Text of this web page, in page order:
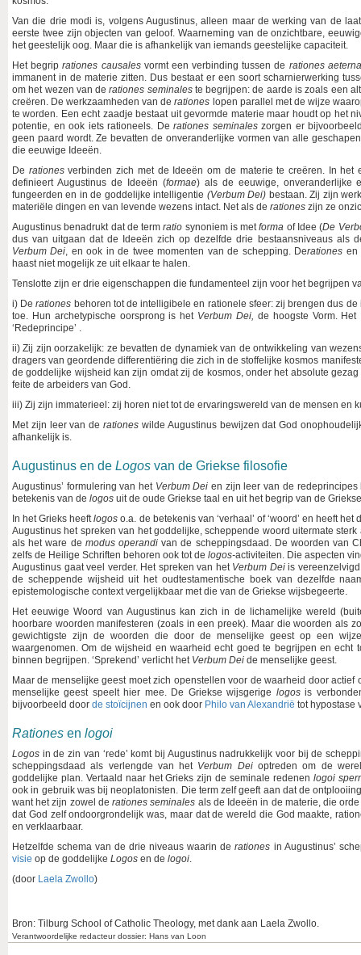
Verantwoordelijke redacteur dossier: Hans van Loon
Van die drie modi is, volgens Augustinus, alleen maar de werking van de
eerste twee zijn objecten van geloof. Waarneming van de onzichtbare,
het geestelijk oog. Maar die is afhankelijk van iemands geestelijke capaciteit.
Het begriprationes causalesvormt een verbinding tussen de rationes
immanent in de materie zitten. Dus bestaat er een soort scharnierwerking
om het wezen van derationes seminaleste begrijpen: de aarde is zoals een
creëren. De werkzaamheden van derationes lopen parallel met de wijze
te worden. Een echt zaadje bestaat uit gevormde materie maar houdt op het
potentie, en ook iets rationeels. Derationes seminaleszorgen er
geen paard wordt. Ze bevatten de onveranderlijke vormen van alle
die eeuwige Ideeën.
De rationesverbinden zich met de Ideeën om de materie te creëren. In het
definieert Augustinus de Ideeën (formae) als de eeuwige, onveranderlijke
fungeerden en in de goddelijke intelligentie (Verbum Dei) bestaan. Zij zijn
materiële dingen en van levende wezens intact. Net als de rationes zijn ze
Augustinus benadrukt dat de termratio synoniem is metforma of Idee (De
dus van uitgaan dat de Ideeën zich op dezelfde drie bestaansniveaus als
Verbum Dei, en ook in de twee momenten van de schepping. Derationes
haast niet mogelijk ze uit elkaar te halen.
Tenslotte zijn er drie eigenschappen die fundamenteel zijn voor het begrijpen
i) Derationes behoren tot de intelligibele en rationele sfeer: zij brengen dus
toe. Hun archetypische oorsprong is het Verbum Dei, de hoogste Vorm. Het
‘Redeprincipe’ .
ii) Zij zijn oorzakelijk: ze bevatten de dynamiek van de ontwikkeling van
dragers van geordende differentiëring die zich in de stoffelijke kosmos
de goddelijke wijsheid kan zijn omdat zij de kosmos, onder het absolute
feite de arbeiders van God.
iii) Zij zijn immaterieel: zij horen niet tot de ervaringswereld van de mensen en
Met zijn leer van derationes wilde Augustinus bewijzen dat God
afhankelijk is.
Augustinus en de Logos van de Griekse filosofie
Augustinus’ formulering van het Verbum Dei en zijn leer van de
betekenis van de logos uit de oude Griekse taal en uit het begrip van de
In het Grieks heeftlogos o.a. de betekenis van ‘verhaal’ of ‘woord’ en heeft het
Augustinus het spreken van het goddelijke, scheppende woord uitermate
als het ware de modus operandi van de scheppingsdaad. De woorden van
zelfs de Heilige Schriften behoren ook tot de logos-activiteiten. Die aspecten
Augustinus gaat veel verder. Het spreken van het Verbum Deiis vereenzelvigd
de scheppende wijsheid uit het oudtestamentische boek van dezelfde
epistemologische context vergelijkbaar met die van de Griekse wijsbegeerte.
Het eeuwige Woord van Augustinus kan zich in de lichamelijke wereld
hoorbare woorden manifesteren (zoals in een preek). Maar die woorden als
gewichtigste zijn de woorden die door de menselijke geest op een
waargenomen. Om de wijsheid en waarheid echt goed te begrijpen en echt
binnen begrijpen. ‘Sprekend’ verlicht het Verbum Dei de menselijke geest.
Maar de menselijke geest moet zich openstellen voor de waarheid door
menselijke geest speelt hier mee. De Griekse wijsgerige logosis
bijvoorbeeld door de stoïcijnen en ook door Philo van Alexandrië tot hypostase
Rationes en logoi
Logos in de zin van ‘rede’ komt bij Augustinus nadrukkelijk voor bij de
scheppingsdaad als verlengde van het Verbum Deioptreden om de
goddelijke plan. Vertaald naar het Grieks zijn de seminale redenen logoi
ook in gebruik was bij neoplatonisten. Die term zelf geeft aan dat de
want het zijn zowel derationes seminales als de Ideeën in de materie, die
dat God zelf ondoorgrondelijk was, maar dat de wereld die God maakte,
en verklaarbaar.
Hetzelfde schema van de drie niveaus waarin derationes in Augustinus’
visie op de goddelijke Logos en de logoi.
(door Laela Zwollo)
Bron: Tilburg School of Catholic Theology, met dank aan Laela Zwollo.